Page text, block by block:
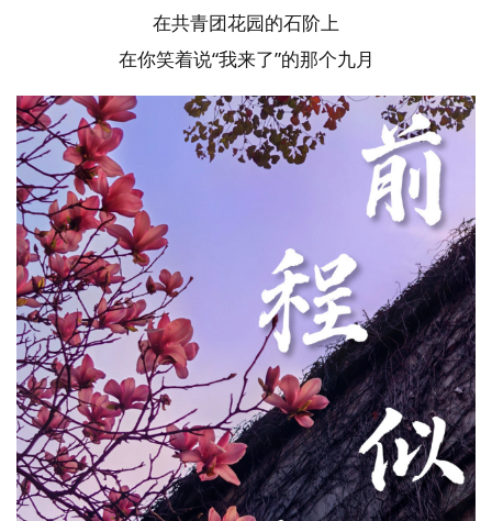
在共青团花园的石阶上
在你笑着说“我来了”的那个九月